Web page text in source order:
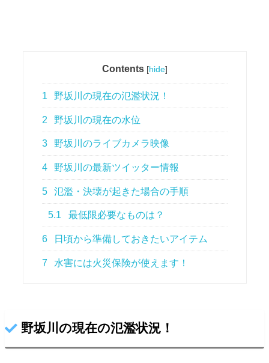
Contents [hide]
1 野坂川の現在の氾濫状況！
2 野坂川の現在の水位
3 野坂川のライブカメラ映像
4 野坂川の最新ツイッター情報
5 氾濫・決壊が起きた場合の手順
5.1 最低限必要なものは？
6 日頃から準備しておきたいアイテム
7 水害には火災保険が使えます！
野坂川の現在の氾濫状況！